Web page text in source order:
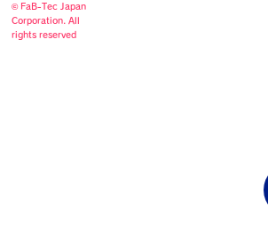
© FaB-Tec Japan
Corporation. All
rights reserved